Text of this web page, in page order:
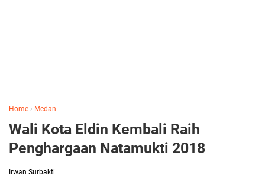
Home › Medan
Wali Kota Eldin Kembali Raih
Penghargaan Natamukti 2018
Irwan Surbakti